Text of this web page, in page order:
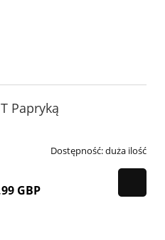
Papryką
Dostępność:duża ilość
GBP